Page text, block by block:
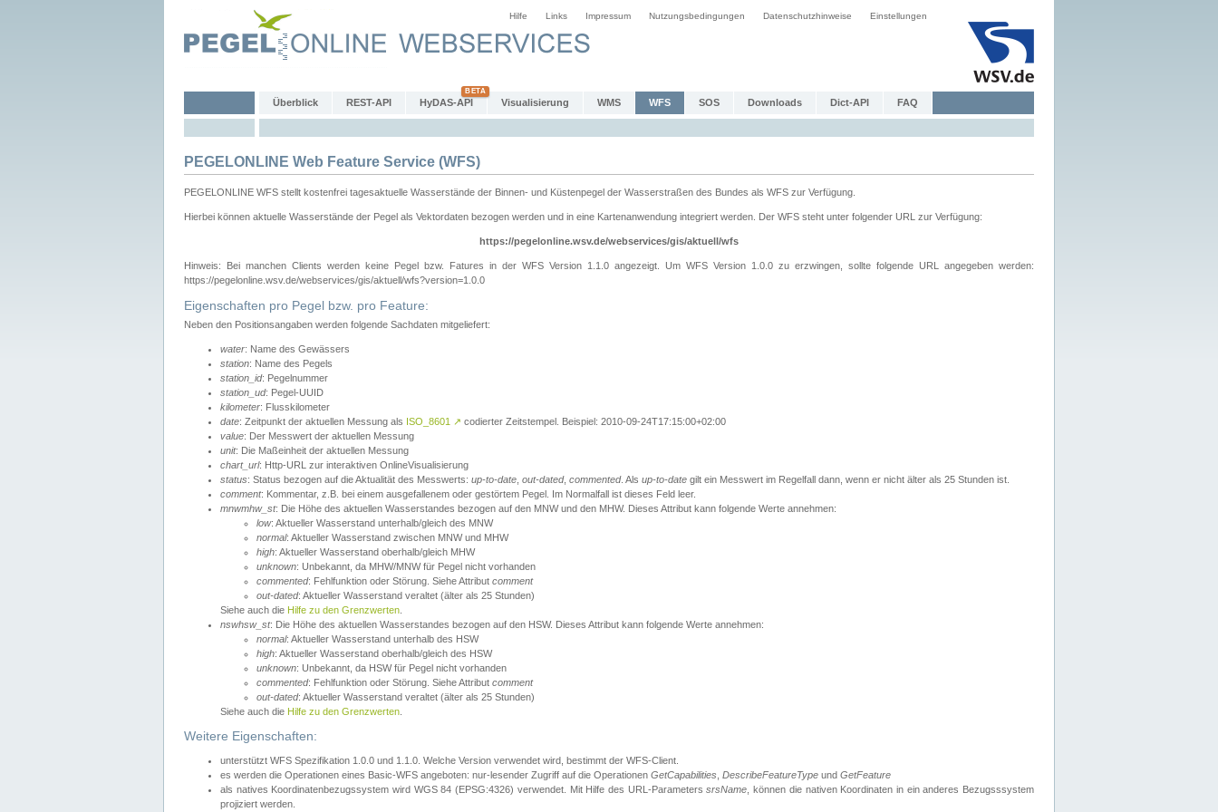
Hilfe Links Impressum Nutzungsbedingungen Datenschutzhinweise Einstellungen
Überblick REST-API HyDAS-API Visualisierung WMS WFS SOS Downloads Dict-API FAQ
PEGELONLINE Web Feature Service (WFS)
PEGELONLINE WFS stellt kostenfrei tagesaktuelle Wasserstände der Binnen- und Küstenpegel der Wasserstraßen des Bundes als WFS zur Verfügung.
Hierbei können aktuelle Wasserstände der Pegel als Vektordaten bezogen werden und in eine Kartenanwendung integriert werden. Der WFS steht unter folgender URL zur Verfügung:
https://pegelonline.wsv.de/webservices/gis/aktuell/wfs
Hinweis: Bei manchen Clients werden keine Pegel bzw. Fatures in der WFS Version 1.1.0 angezeigt. Um WFS Version 1.0.0 zu erzwingen, sollte folgende URL angegeben werden:
https://pegelonline.wsv.de/webservices/gis/aktuell/wfs?version=1.0.0
Eigenschaften pro Pegel bzw. pro Feature:
Neben den Positionsangaben werden folgende Sachdaten mitgeliefert:
water: Name des Gewässers
station: Name des Pegels
station_id: Pegelnummer
station_ud: Pegel-UUID
kilometer: Flusskilometer
date: Zeitpunkt der aktuellen Messung als ISO_8601 ↗ codierter Zeitstempel. Beispiel: 2010-09-24T17:15:00+02:00
value: Der Messwert der aktuellen Messung
unit: Die Maßeinheit der aktuellen Messung
chart_url: Http-URL zur interaktiven OnlineVisualisierung
status: Status bezogen auf die Aktualität des Messwerts: up-to-date out-dated, commented. Als up-to-date gilt ein Messwert im Regelfall dann, wenn er nicht älter als 25 Stunden ist.
comment: Kommentar, z.B. bei einem ausgefallenem oder gestörtem Pegel. Im Normalfall ist dieses Feld leer.
mnwmhw_st: Die Höhe des aktuellen Wasserstandes bezogen auf den MNW und den MHW. Dieses Attribut kann folgende Werte annehmen:
low: Aktueller Wasserstand unterhalb/gleich des MNW
normal: Aktueller Wasserstand zwischen MNW und MHW
high: Aktueller Wasserstand oberhalb/gleich MHW
unknown: Unbekannt, da MHW/MNW für Pegel nicht vorhanden
commented: Fehlfunktion oder Störung. Siehe Attribut comment
out-dated: Aktueller Wasserstand veraltet (älter als 25 Stunden)
Siehe auch die Hilfe zu den Grenzwerten
nswhsw_st: Die Höhe des aktuellen Wasserstandes bezogen auf den HSW. Dieses Attribut kann folgende Werte annehmen:
normal: Aktueller Wasserstand unterhalb des HSW
high: Aktueller Wasserstand oberhalb/gleich des HSW
unknown: Unbekannt, da HSW für Pegel nicht vorhanden
commented: Fehlfunktion oder Störung. Siehe Attribut comment
out-dated: Aktueller Wasserstand veraltet (älter als 25 Stunden)
Siehe auch die Hilfe zu den Grenzwerten
Weitere Eigenschaften:
unterstützt WFS Spezifikation 1.0.0 und 1.1.0. Welche Version verwendet wird, bestimmt der WFS-Client.
es werden die Operationen eines Basic-WFS angeboten: nur-lesender Zugriff auf die Operationen GetCapabilities DescribeFeatureType und GetFeature
als natives Koordinatenbezugssystem wird WGS 84 (EPSG:4326) verwendet. Mit Hilfe des URL-ParameterssrsName , können die nativen Koordinaten in ein anderes Bezugsssystem
projiziert werden.